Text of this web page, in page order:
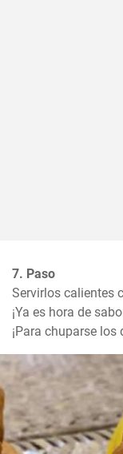
7. Paso
Servirlos calientes
¡Ya es hora de
¡Para chuparse los